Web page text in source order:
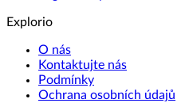
Explorio
O nás
Kontaktujte nás
Podmínky
Ochrana osobních údajů